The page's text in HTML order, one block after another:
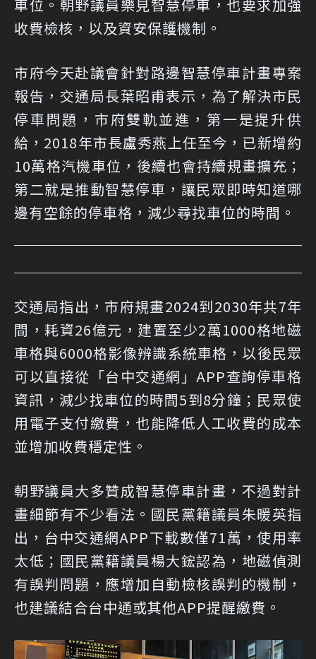
車位。朝野議員樂見智慧停車，也要求加強
收費檢核，以及資安保護機制。
市府今天赴議會針對路邊智慧停車計畫專案
報告，交通局長葉昭甫表示，為了解決市民
停車問題，市府雙軌並進，第一是提升供
給，2018年市長盧秀燕上任至今，已新增約
10萬格汽機車位，後續也會持續規畫擴充；
第二就是推動智慧停車，讓民眾即時知道哪
邊有空餘的停車格，減少尋找車位的時間。
交通局指出，市府規畫2024到2030年共7年
間，耗資26億元，建置至少2萬1000格地磁
車格與6000格影像辨識系統車格，以後民眾
可以直接從「台中交通網」APP查詢停車格
資訊，減少找車位的時間5到8分鐘；民眾使
用電子支付繳費，也能降低人工收費的成本
並增加收費穩定性。
朝野議員大多贊成智慧停車計畫，不過對計
畫細節有不少看法。國民黨籍議員朱暖英指
出，台中交通網APP下載數僅71萬，使用率
太低；國民黨籍議員楊大鋐認為，地磁偵測
有誤判問題，應增加自動檢核誤判的機制，
也建議結合台中通或其他APP提醒繳費。